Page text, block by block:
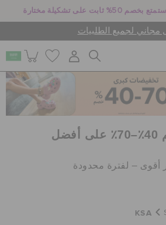
على تشكيلة مختارة
مجاني لجميع الطلبيات
جدّد إطلالتك بخصم 40٪–70٪ على أفضل
أقوى – لفترة محدودة
KSA